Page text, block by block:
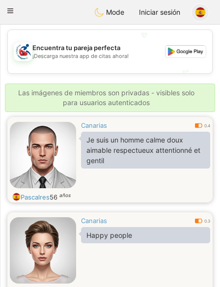
Handi Space
Toggle
Mode Iniciar sesión
💖
💕
Encuentra tu pareja perfecta
¡Descarga nuestra app de citas ahora!
Las imágenes de miembros son privadas - visibles solo
para usuarios autenticados
Canarias 0.4
Je suis un homme calme doux
aimable respectueux attentionné et
gentil
Pascalres56 años
Canarias 0.3
Happy people